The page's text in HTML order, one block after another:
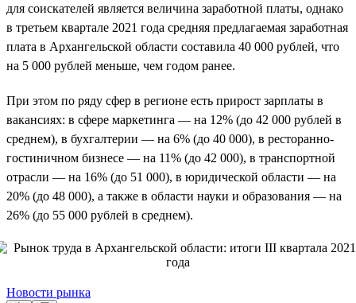
для соискателей является величина заработной платы, однако
в третьем квартале 2021 года средняя предлагаемая заработная
плата в Архангельской области составила 40 000 рублей, что
на 5 000 рублей меньше, чем годом ранее.
При этом по ряду сфер в регионе есть прирост зарплаты в
вакансиях: в сфере маркетинга — на 12% (до 42 000 рублей в
среднем), в бухгалтерии — на 6% (до 40 000), в ресторанно-
гостиничном бизнесе — на 11% (до 42 000), в транспортной
отрасли — на 16% (до 51 000), в юридической области — на
20% (до 48 000), а также в области науки и образования — на
26% (до 55 000 рублей в среднем).
Новости рынка